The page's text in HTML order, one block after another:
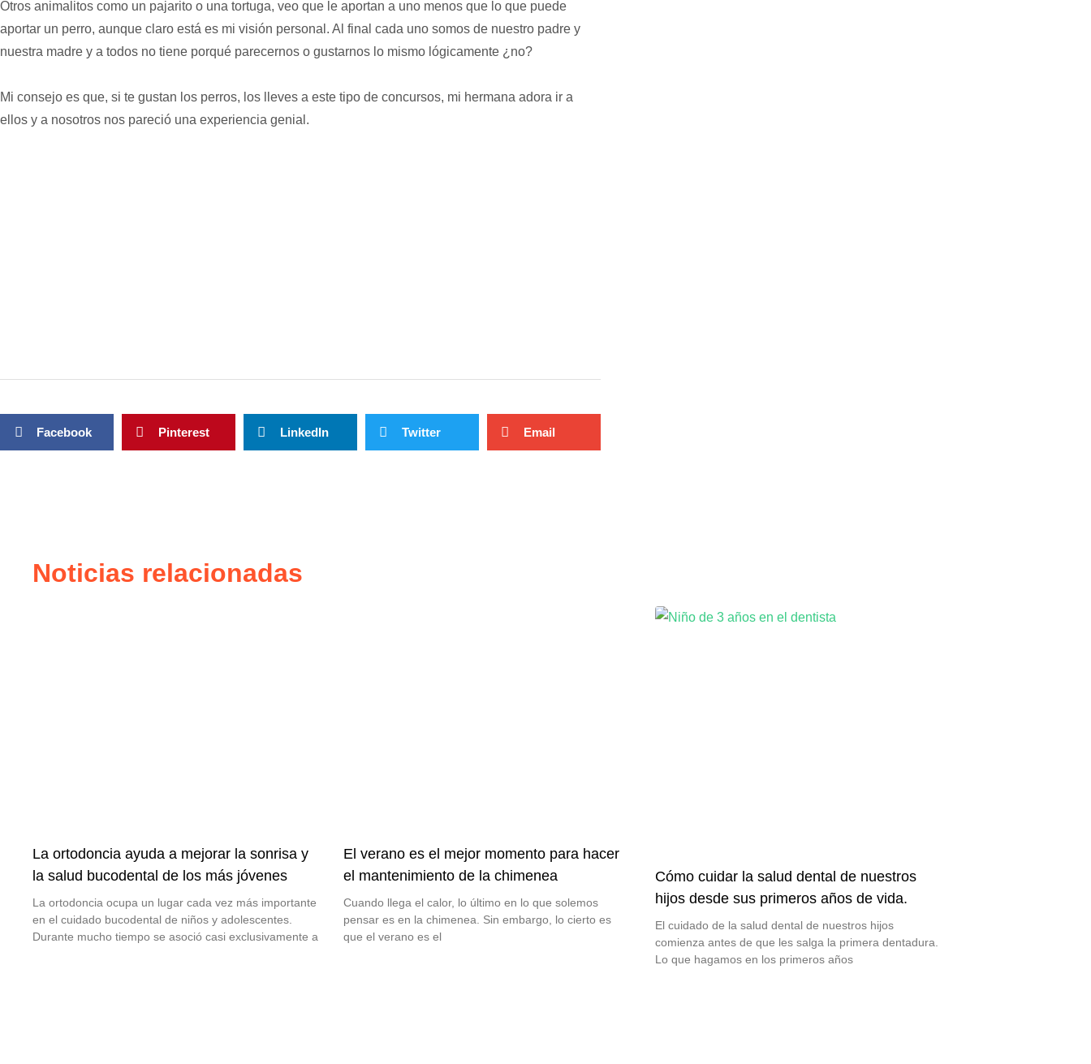
Otros animalitos como un pajarito o una tortuga, veo que le aportan a uno menos que lo que puede
aportar un perro, aunque claro está es mi visión personal. Al final cada uno somos de nuestro padre y
nuestra madre y a todos no tiene porqué parecernos o gustarnos lo mismo lógicamente ¿no?
Mi consejo es que, si te gustan los perros, los lleves a este tipo de concursos, mi hermana adora ir a
ellos y a nosotros nos pareció una experiencia genial.
Facebook Pinterest LinkedIn Twitter Email
Noticias relacionadas
La ortodoncia ayuda a mejorar la sonrisa y
la salud bucodental de los más jóvenes
La ortodoncia ocupa un lugar cada vez más importante
en el cuidado bucodental de niños y adolescentes.
Durante mucho tiempo se asoció casi exclusivamente a
El verano es el mejor momento para hacer
el mantenimiento de la chimenea
Cuando llega el calor, lo último en lo que solemos
pensar es en la chimenea. Sin embargo, lo cierto es
que el verano es el
Cómo cuidar la salud dental de nuestros
hijos desde sus primeros años de vida.
El cuidado de la salud dental de nuestros hijos
comienza antes de que les salga la primera dentadura.
Lo que hagamos en los primeros años